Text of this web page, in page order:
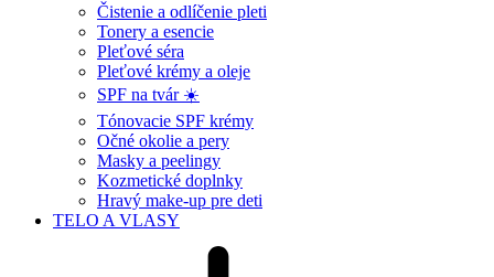
Čistenie a odlíčenie pleti
Tonery a esencie
Pleťové séra
Pleťové krémy a oleje
SPF na tvár ☀️
Tónovacie SPF krémy
Očné okolie a pery
Masky a peelingy
Kozmetické doplnky
Hravý make-up pre deti
TELO A VLASY